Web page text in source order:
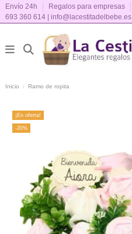
Envío 24h
Regalos para empresas
693 360 614 | info@lacestitadelbebe.es
Inicio Ramo de ropita
¡En oferta!
-20%